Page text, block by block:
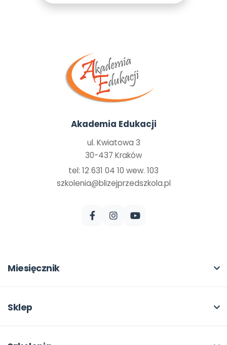
Akademia Edukacji
ul. Kwiatowa 3
30-437 Kraków
tel: 12 631 04 10 wew. 103
szkolenia@blizejprzedszkola.pl
Miesięcznik
W numerze
Sklep